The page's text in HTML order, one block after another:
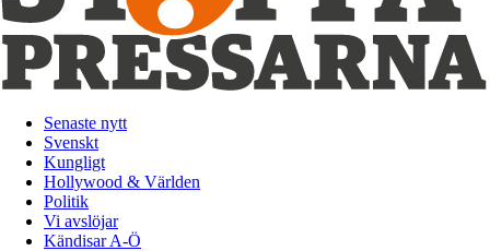
Senaste nytt
Svenskt
Kungligt
Hollywood & Världen
Politik
Vi avslöjar
Kändisar A-Ö